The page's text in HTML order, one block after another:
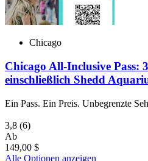
Chicago
Chicago All-Inclusive Pass:
einschließlich Shedd
Ein Pass. Ein Preis. Unbegrenzte
3,8 (6)
Ab
149,00 $
Alle Optionen anzeigen